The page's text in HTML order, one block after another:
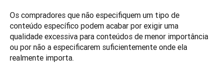
Os compradores que não especifiquem um tipo de
conteúdo específico podem acabar por exigir uma
qualidade excessiva para conteúdos de menor importância
ou por não a especificarem suficientemente onde ela
realmente importa.